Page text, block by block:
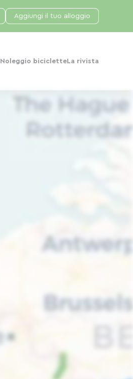
Noleggio biciclette La rivista
Aggiungi il tuo alloggio